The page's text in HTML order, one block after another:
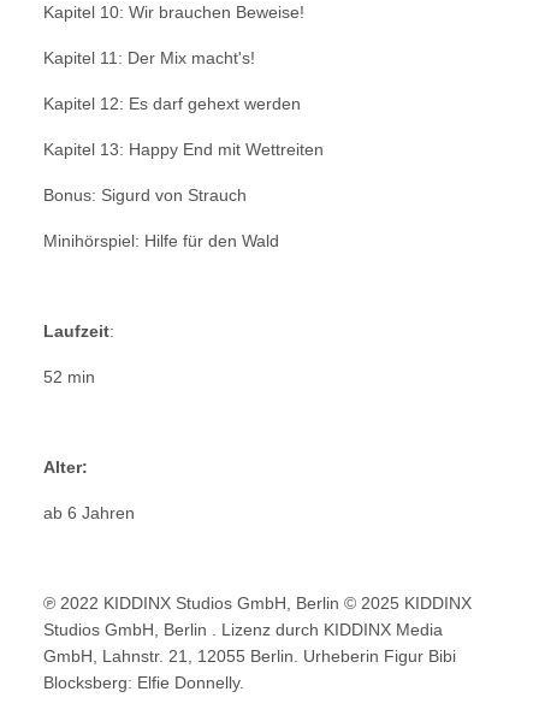
Kapitel 10: Wir brauchen Beweise!
Kapitel 11: Der Mix macht's!
Kapitel 12: Es darf gehext werden
Kapitel 13: Happy End mit Wettreiten
Bonus: Sigurd von Strauch
Minihörspiel: Hilfe für den Wald
Laufzeit:
52 min
Alter:
ab 6 Jahren
℗ 2022 KIDDINX Studios GmbH, Berlin © 2025 KIDDINX
Studios GmbH, Berlin . Lizenz durch KIDDINX Media
GmbH, Lahnstr. 21, 12055 Berlin. Urheberin Figur Bibi
Blocksberg: Elfie Donnelly.